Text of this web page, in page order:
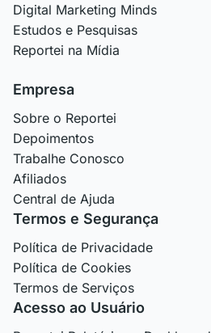
Digital Marketing Minds
Estudos e Pesquisas
Reportei na Mídia
Empresa
Sobre o Reportei
Depoimentos
Trabalhe Conosco
Afiliados
Central de Ajuda
Termos e Segurança
Política de Privacidade
Política de Cookies
Termos de Serviços
Acesso ao Usuário